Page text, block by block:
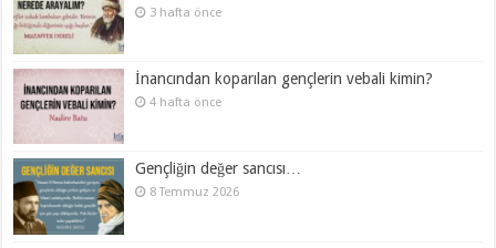
3 hafta önce
İnancından koparılan gençlerin vebali kimin?
4 hafta önce
Gençliğin değer sancısı…
8 Temmuz 2026